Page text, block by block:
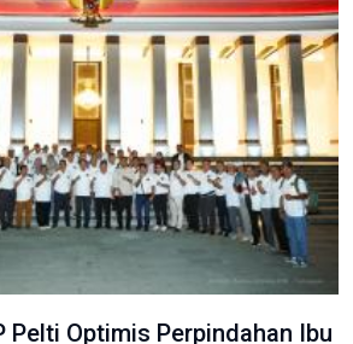
Pelti Optimis Perpindahan Ibu